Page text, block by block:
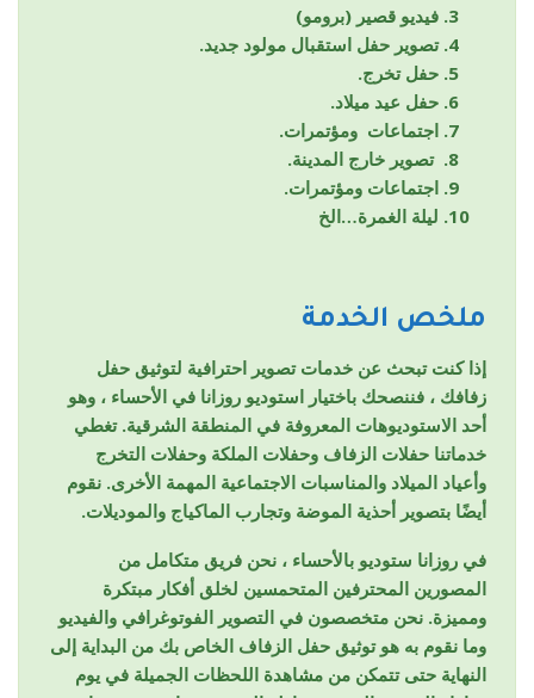
فيديو قصير (برومو)
تصوير حفل استقبال مولود جديد.
حفل تخرج.
حفل عيد ميلاد.
اجتماعات ومؤتمرات.
تصوير خارج المدينة.
اجتماعات ومؤتمرات.
ليلة الغمرة…الخ
ملخص الخدمة
إذا كنت تبحث عن خدمات تصوير احترافية لتوثيق حفل
زفافك ، فننصحك باختيار استوديو روزانا في الأحساء ، وهو
أحد الاستوديوهات المعروفة في المنطقة الشرقية. تغطي
خدماتنا حفلات الزفاف وحفلات الملكة وحفلات التخرج
وأعياد الميلاد والمناسبات الاجتماعية المهمة الأخرى. نقوم
أيضًا بتصوير أحذية الموضة وتجارب الماكياج والموديلات.
في روزانا ستوديو بالأحساء ، نحن فريق متكامل من
المصورين المحترفين المتحمسين لخلق أفكار مبتكرة
ومميزة. نحن متخصصون في التصوير الفوتوغرافي والفيديو
وما نقوم به هو توثيق حفل الزفاف الخاص بك من البداية إلى
النهاية حتى تتمكن من مشاهدة اللحظات الجميلة في يوم